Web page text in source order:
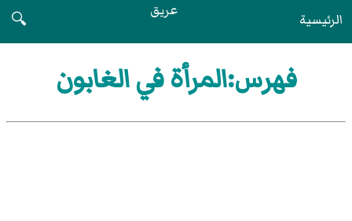
الرئيسية عريق
🔍
فهرس:المرأة في الغابون